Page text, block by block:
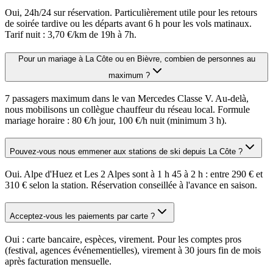
Oui, 24h/24 sur réservation. Particulièrement utile pour les retours
de soirée tardive ou les départs avant 6 h pour les vols matinaux.
Tarif nuit : 3,70 €/km de 19h à 7h.
Pour un mariage à La Côte ou en Bièvre, combien de personnes au
maximum ?
7 passagers maximum dans le van Mercedes Classe V. Au-delà,
nous mobilisons un collègue chauffeur du réseau local. Formule
mariage horaire : 80 €/h jour, 100 €/h nuit (minimum 3 h).
Pouvez-vous nous emmener aux stations de ski depuis La Côte ?
Oui. Alpe d'Huez et Les 2 Alpes sont à 1 h 45 à 2 h : entre 290 € et
310 € selon la station. Réservation conseillée à l'avance en saison.
Acceptez-vous les paiements par carte ?
Oui : carte bancaire, espèces, virement. Pour les comptes pros
(festival, agences événementielles), virement à 30 jours fin de mois
après facturation mensuelle.